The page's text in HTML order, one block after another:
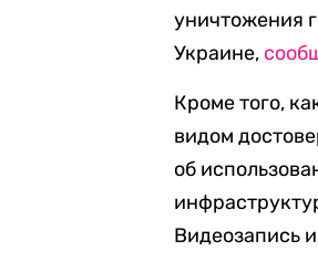
уничтожения
Украине,
Кроме того,
видом
об
Видеозапись